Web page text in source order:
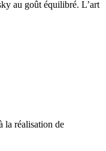
au goût équilibré. L’art
la réalisation de